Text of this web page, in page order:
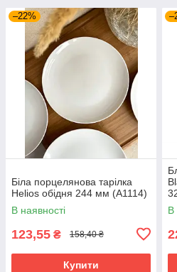
–22%
Біла порцелянова тарілка
Helios обідня 244 мм (A1114)
В наявності
123,55 ₴ 158,40 ₴
Купити
В